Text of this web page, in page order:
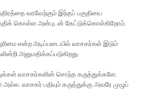
வரவேற்கும் இந்தப் பகுதியை
கொள்ள அன்புடன் கேட்டுக்கொள்கிறோம்.
என்ற அடிப்படையில் வாசகர்கள் இடும்
அனுமதிக்கப்படுகிறது.
வாசகர்களின் சொந்த கருத்துக்களே.
அல்ல. வாசகர் பதியும் கருத்துக்கு அவரே முழுப்